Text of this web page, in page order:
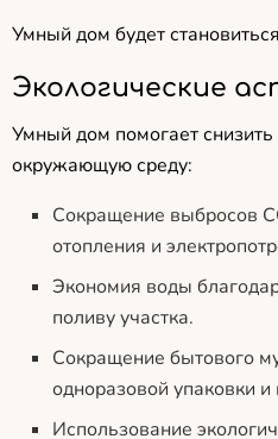
Умный дом будет
Экологические
Умный дом помогает
окружающую среду:
Сокращение выбросов
отопления и
Экономия воды
поливу участка.
Сокращение бытового
одноразовой упаковки и
Использование